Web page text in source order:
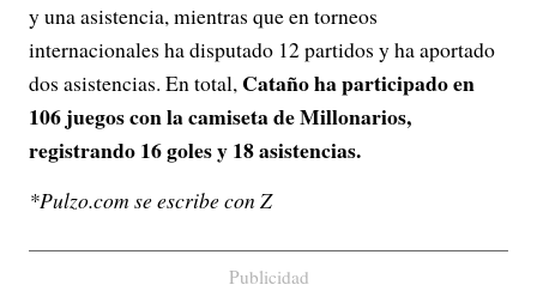
y una asistencia, mientras que en torneos
internacionales ha disputado 12 partidos y ha aportado
dos asistencias. En total, Cataño ha participado en
106 juegos con la camiseta de Millonarios,
registrando 16 goles y 18 asistencias.
*Pulzo.com se escribe con Z
Publicidad